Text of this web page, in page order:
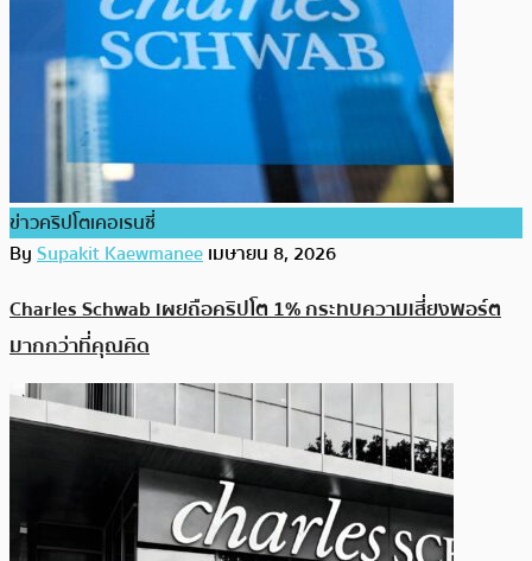
ข่าวคริปโตเคอเรนซี่
BySupakit Kaewmaneeเมษายน 8, 2026
Charles Schwab เผยถือคริปโต 1% กระทบความเสี่ยงพอร์ต
มากกว่าที่คุณคิด